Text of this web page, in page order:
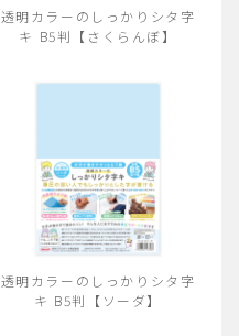
透明カラーのしっかりシタ字
キ B5判【さくらんぼ】
透明カラーのしっかりシタ字
キ B5判【ソーダ】